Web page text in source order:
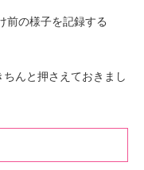
前の様子を記録する
んと押さえておきまし